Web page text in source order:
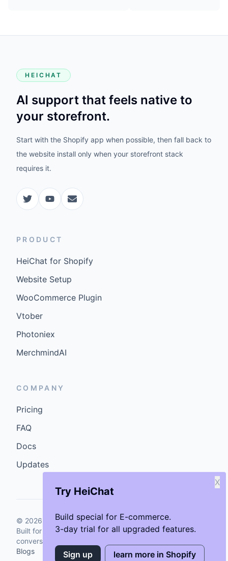
Try HeiChat
Build special for E-commerce.
3-day trial for all upgraded features.
X
Sign up learn more in Shopify
HEICHAT
AI support that feels native to
your storefront.
Start with the Shopify app when possible, then fall back to
the website install only when your storefront stack
requires it.
PRODUCT
HeiChat for Shopify
Website Setup
WooCommerce Plugin
Vtober
Photoniex
MerchmindAI
COMPANY
Pricing
FAQ
Docs
Updates
© 2026 GenCybers Inc. All rights reserved.
Built for storefronts that want faster answers and cleaner
conversions.
Blogs